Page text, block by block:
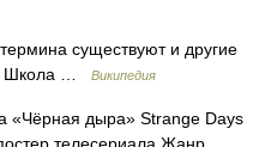
существуют и другие
Школа …
Википедия
дыра» Strange Days